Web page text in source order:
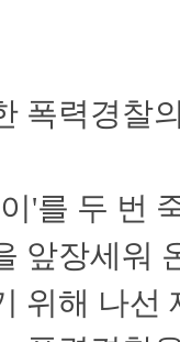
폭력경찰
'를 두 번
앞장세워
위해 나선